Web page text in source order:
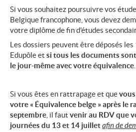
Si vous souhaitez poursuivre vos
Belgique francophone, vous devez
votre diplôme de fin d'études
Les dossiers peuvent être déposés
Edupôle et si tous les documents
le jour-même avec votre équivalence
Si vous êtes en rattrapage et que
votre « Équivalence belge » après le
septembre , il faut venir au RDV que
journées du 13 et 14 juilletafin de